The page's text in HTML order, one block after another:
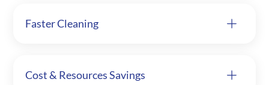
Faster Cleaning
Cost & Resources Savings